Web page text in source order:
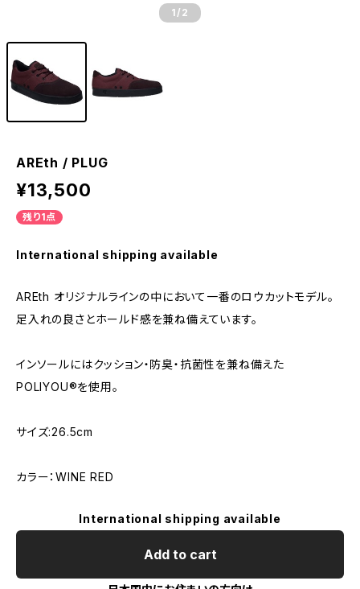
1 /2
AREth / PLUG
¥13,500
残り1点
International shipping available
AREth オリジナルラインの中において一番のロウカットモデル。
足入れの良さとホールド感を兼ね備えています。
インソールにはクッション・防臭・抗菌性を兼ね備えた
POLIYOU®を使用。
サイズ:26.5cm
カラー：WINE RED
International shipping available
Add to cart